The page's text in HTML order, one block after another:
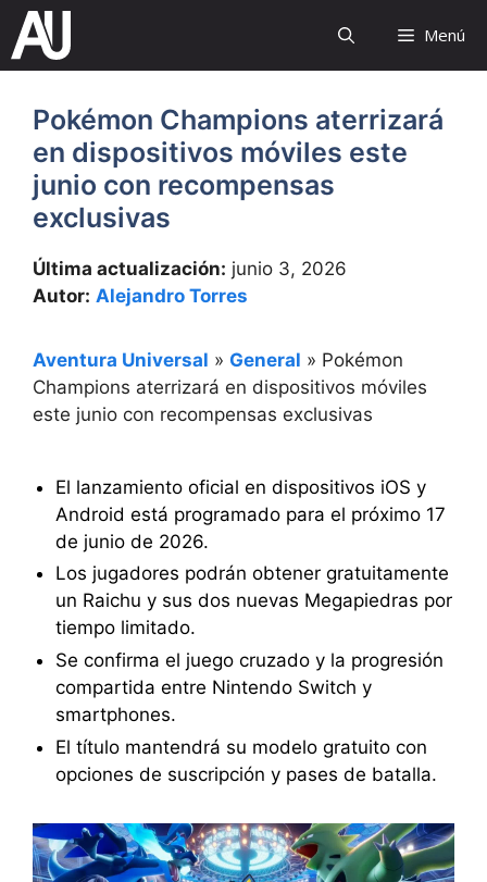
Saltar
contenido
Menú
Pokémon Champions aterrizará
en dispositivos móviles este
junio con recompensas
exclusivas
Última actualización: junio 3, 2026
Autor: Alejandro Torres
Aventura Universal » General » Pokémon
Champions aterrizará en dispositivos móviles
este junio con recompensas exclusivas
El lanzamiento oficial en dispositivos iOS y
Android está programado para el próximo 17
de junio de 2026.
Los jugadores podrán obtener gratuitamente
un Raichu y sus dos nuevas Megapiedras por
tiempo limitado.
Se confirma el juego cruzado y la progresión
compartida entre Nintendo Switch y
smartphones.
El título mantendrá su modelo gratuito con
opciones de suscripción y pases de batalla.